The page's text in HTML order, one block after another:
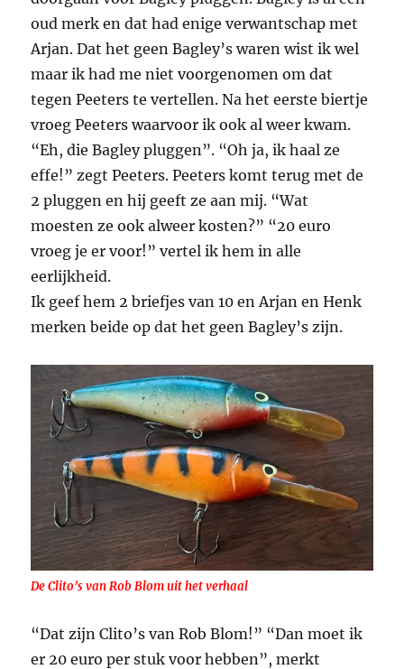
oud merk en dat had enige verwantschap met
Arjan. Dat het geen Bagley’s waren wist ik wel
maar ik had me niet voorgenomen om dat
tegen Peeters te vertellen. Na het eerste biertje
vroeg Peeters waarvoor ik ook al weer kwam.
“Eh, die Bagley pluggen”. “Oh ja, ik haal ze
effe!” zegt Peeters. Peeters komt terug met de
2 pluggen en hij geeft ze aan mij. “Wat
moesten ze ook alweer kosten?” “20 euro
vroeg je er voor!” vertel ik hem in alle
eerlijkheid.
Ik geef hem 2 briefjes van 10 en Arjan en Henk
merken beide op dat het geen Bagley’s zijn.
De Clito’s van Rob Blom uit het verhaal
“Dat zijn Clito’s van Rob Blom!” “Dan moet ik
er 20 euro per stuk voor hebben”, merkt